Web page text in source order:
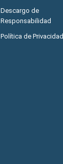
Descargo de
Responsabilidad
Política de Privacidad